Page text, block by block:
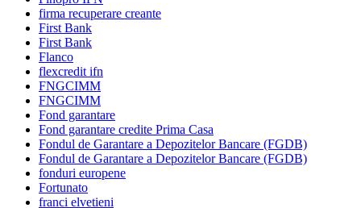
firma recuperare creante
First Bank
First Bank
Flanco
flexcredit ifn
FNGCIMM
FNGCIMM
Fond garantare
Fond garantare credite Prima Casa
Fondul de Garantare a Depozitelor Bancare (FGDB)
Fondul de Garantare a Depozitelor Bancare (FGDB)
fonduri europene
Fortunato
franci elvetieni